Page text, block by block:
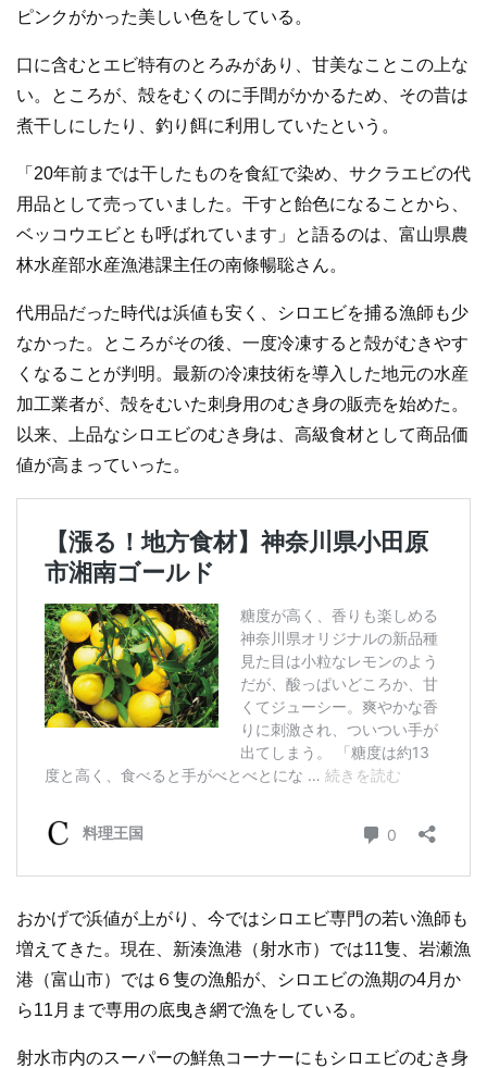
ピンクがかった美しい色をしている。
口に含むとエビ特有のとろみがあり、甘美なことこの上な
い。ところが、殻をむくのに手間がかかるため、その昔は
煮干しにしたり、釣り餌に利用していたという。
「20年前までは干したものを食紅で染め、サクラエビの代
用品として売っていました。干すと飴色になることから、
ベッコウエビとも呼ばれています」と語るのは、富山県農
林水産部水産漁港課主任の南條暢聡さん。
代用品だった時代は浜値も安く、シロエビを捕る漁師も少
なかった。ところがその後、一度冷凍すると殻がむきやす
くなることが判明。最新の冷凍技術を導入した地元の水産
加工業者が、殻をむいた刺身用のむき身の販売を始めた。
以来、上品なシロエビのむき身は、高級食材として商品価
値が高まっていった。
おかげで浜値が上がり、今ではシロエビ専門の若い漁師も
増えてきた。現在、新湊漁港（射水市）では11隻、岩瀬漁
港（富山市）では６隻の漁船が、シロエビの漁期の4月か
ら11月まで専用の底曳き網で漁をしている。
射水市内のスーパーの鮮魚コーナーにもシロエビのむき身